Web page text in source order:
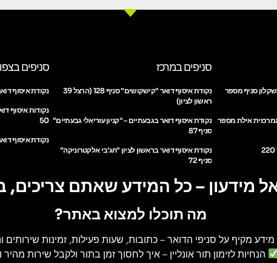
סניף מספר
אילת מספר
סניפים במרכז
נקודת איסוף דואר "קישקושים" סניף 128 (הרצל 39
ראשון לציון)
נקודת איסוף דואר בגבעתיים – "קניון עזריאלי גבעתיים"
סניף 87
נקודת איסוף דואר בראשון לציון "חג'בי אלקטרוניקה"
סניף 72
סניפים
נקודת איסוף
נקודות איסוף
50
נקודת איסוף
מידעון – כל המידע שאתם
מה תוכלו למצוא באתר?
מידע מקיף על סניפי הדואר– כתובות, שעות פעילות, זמינות שירותים
הנחיות לזימון תור אונליין – איך לחסוך זמן בתור ולקבל שירות מהיר